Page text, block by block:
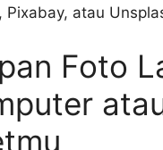
Pixabay, atau
Foto